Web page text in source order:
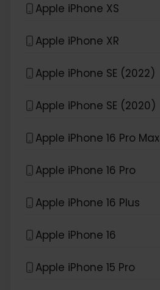
Apple iPhone XS
Apple iPhone XR
Apple iPhone SE (2022)
Apple iPhone SE (2020)
Apple iPhone 16 Pro Max
Apple iPhone 16 Pro
Apple iPhone 16 Plus
Apple iPhone 16
Apple iPhone 15 Pro